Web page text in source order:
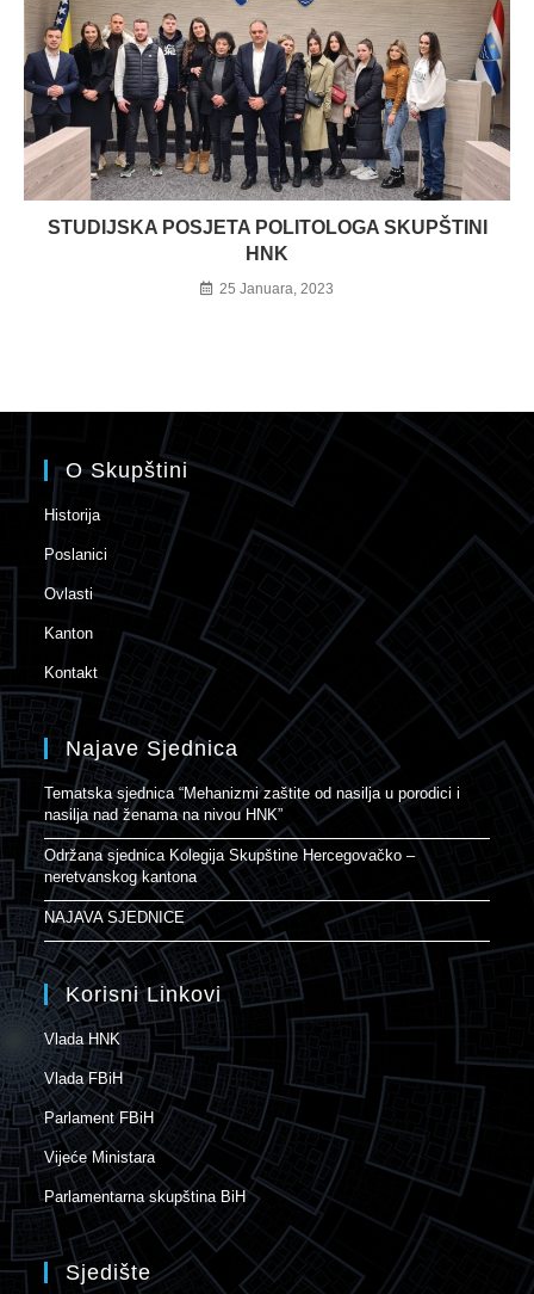
STUDIJSKA POSJETA POLITOLOGA SKUPŠTINI
HNK
25 Januara, 2023
O Skupštini
Historija
Poslanici
Ovlasti
Kanton
Kontakt
Najave Sjednica
Tematska sjednica “Mehanizmi zaštite od nasilja u porodici i
nasilja nad ženama na nivou HNK”
Održana sjednica Kolegija Skupštine Hercegovačko –
neretvanskog kantona
NAJAVA SJEDNICE
Korisni Linkovi
Vlada HNK
Vlada FBiH
Parlament FBiH
Vijeće Ministara
Parlamentarna skupština BiH
Sjedište